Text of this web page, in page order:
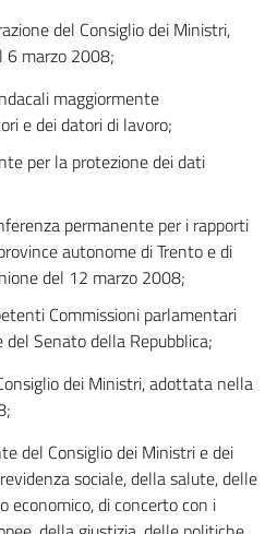
E STATISTICHE DEGLI
INFORTUNI E
PROFESSIONALI
penali
Sezione I
SANZIONI
del Consiglio dei Ministri,
6 marzo 2008;
maggiormente
e dei datori di lavoro;
per la protezione dei dati
permanente per i rapporti
autonome di Trento e di
del 12 marzo 2008;
Commissioni parlamentari
Senato della Repubblica;
dei Ministri, adottata nella
del Consiglio dei Ministri e dei
sociale, della salute, delle
economico, di concerto con i